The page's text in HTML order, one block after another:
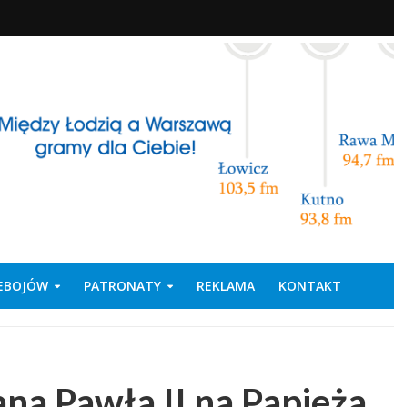
PATRONATY REKLAMA KONTAKT